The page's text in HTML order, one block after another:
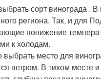
сорт винограда .
региона. Так, и для
понижение
к холодам.
место для
ветром. В тихом месте